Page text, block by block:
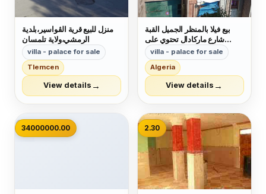
منزل للبيع قرية الڨواسير،بلدية
الرمشي،ولاية تلمسان
villa - palace for sale
Tlemcen
View details →
بيع فيلا بالمنظر الجميل القبة
شارع ماركادال تحتوي على
طابقين كل طابق يحتوي على 4
غرف حمام و مطبخ بالإضافة إلى
متجران السعر 8.2 مليار قابل
لتفاوض لاتصال 0794171976
villa - palace for sale
Algeria
View details →
📷
34000000.00 2.30